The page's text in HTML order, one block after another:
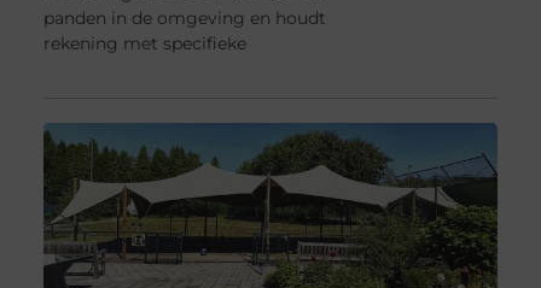
panden in de omgeving en houdt
rekening met specifieke